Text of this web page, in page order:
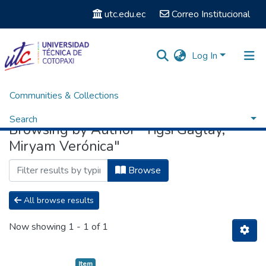
utc.edu.ec Correo Institucional
Log In
Communities & Collections
Search
Home Browse by Author
Browsing by Author "Tigsi Gaglay,
Miryam Verónica"
Browse
All browse results
Now showing 1 - 1 of 1
Item